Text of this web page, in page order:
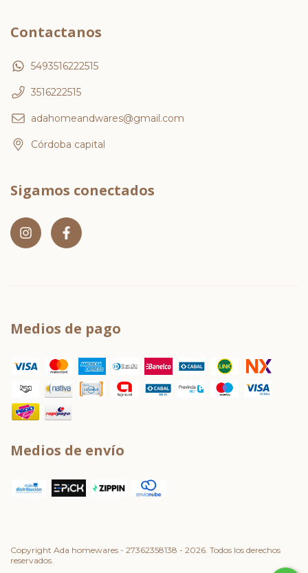
Contactanos
5493516222515
3516222515
adahomeandwares@gmail.com
Córdoba capital
Sigamos conectados
Medios de pago
Medios de envío
Copyright Ada homewares - 27362358138 - 2026. Todos los derechos
reservados.